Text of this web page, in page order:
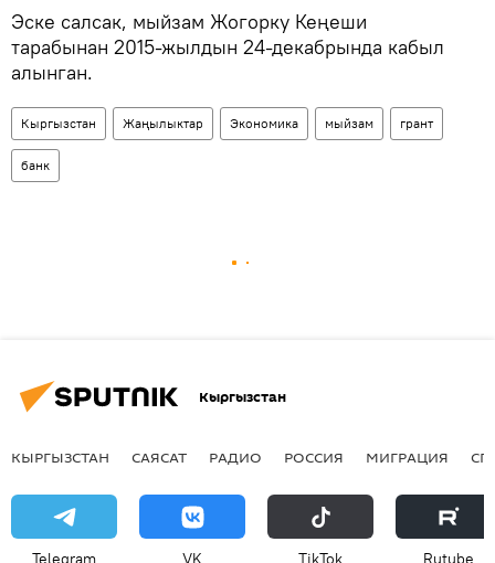
Эске салсак, мыйзам Жогорку Кеңеши
тарабынан 2015-жылдын 24-декабрында кабыл
алынган.
Кыргызстан Жаңылыктар Экономика мыйзам грант
банк
Кыргызстан
КЫРГЫЗСТАН САЯСАТ РАДИО РОССИЯ МИГРАЦИЯ
Telegram VK ТikТоk Rutube